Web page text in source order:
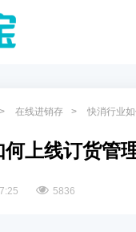
在线进销存 快消行业
上线订货管
5836